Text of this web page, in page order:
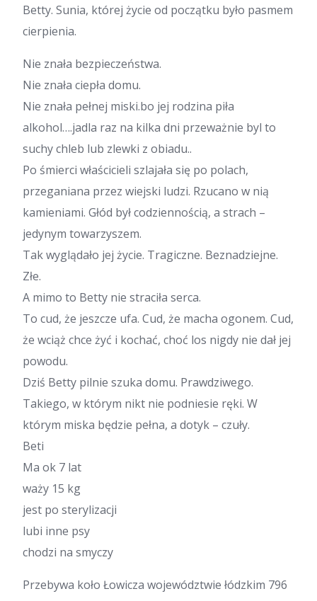
Betty. Sunia, której życie od początku było pasmem
cierpienia.
Nie znała bezpieczeństwa.
Nie znała ciepła domu.
Nie znała pełnej miski.bo jej rodzina piła
alkohol….jadla raz na kilka dni przeważnie byl to
suchy chleb lub zlewki z obiadu..
Po śmierci właścicieli szlajała się po polach,
przeganiana przez wiejski ludzi. Rzucano w nią
kamieniami. Głód był codziennością, a strach –
jedynym towarzyszem.
Tak wyglądało jej życie. Tragiczne. Beznadziejne.
Złe.
A mimo to Betty nie straciła serca.
To cud, że jeszcze ufa. Cud, że macha ogonem. Cud,
że wciąż chce żyć i kochać, choć los nigdy nie dał jej
powodu.
Dziś Betty pilnie szuka domu. Prawdziwego.
Takiego, w którym nikt nie podniesie ręki. W
którym miska będzie pełna, a dotyk – czuły.
Beti
Ma ok 7 lat
waży 15 kg
jest po sterylizacji
lubi inne psy
chodzi na smyczy
Przebywa koło Łowicza województwie łódzkim 796